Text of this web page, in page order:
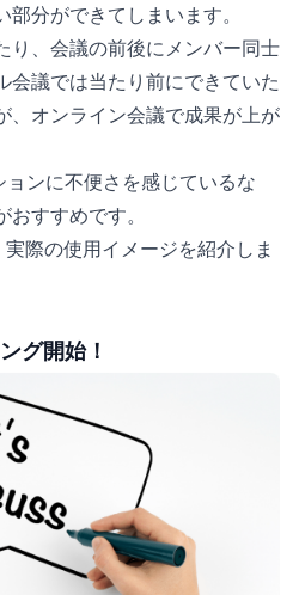
分ができてしまいます。
り、会議の前後にメンバー同士
会議では当たり前にできていた
、オンライン会議で成果が上が
ンに不便さを感じているな
すすめです。
際の使用イメージを紹介しま
グ開始！